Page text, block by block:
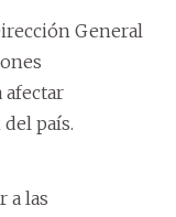
General
afectar
país.
a las